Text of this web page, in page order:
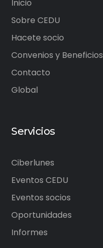
Inicio
Sobre CEDU
Hacete socio
Convenios y Beneficios
Contacto
Global
Servicios
Ciberlunes
Eventos CEDU
Eventos socios
Oportunidades
Informes